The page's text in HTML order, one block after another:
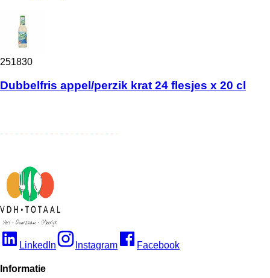
251830
Dubbelfris appel/perzik krat 24 flesjes x 20 cl
LinkedIn Instagram Facebook
Informatie